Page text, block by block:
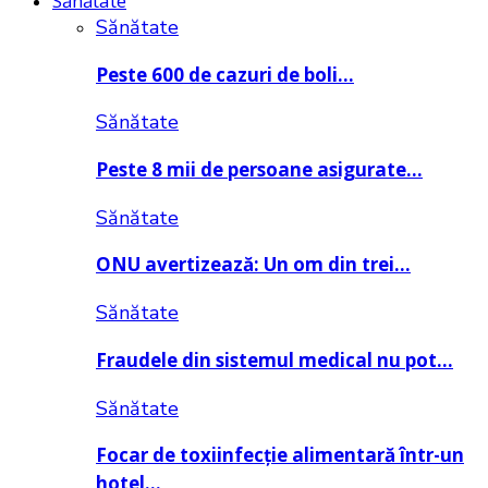
Sănătate
Peste 600 de cazuri de boli…
Sănătate
Peste 8 mii de persoane asigurate…
Sănătate
ONU avertizează: Un om din trei…
Sănătate
Fraudele din sistemul medical nu pot…
Sănătate
Focar de toxiinfecție alimentară într-un